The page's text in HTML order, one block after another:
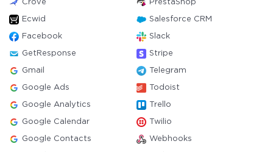
Crove PrestaShop
Ecwid Salesforce CRM
Facebook Slack
GetResponse Stripe
Gmail Telegram
Google Ads Todoist
Google Analytics Trello
Google Calendar Twilio
Google Contacts Webhooks